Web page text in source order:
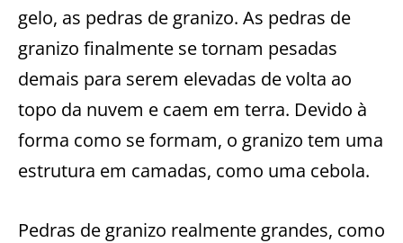
gelo, as pedras de granizo. As pedras de
granizo finalmente se tornam pesadas
demais para serem elevadas de volta ao
topo da nuvem e caem em terra. Devido à
forma como se formam, o granizo tem uma
estrutura em camadas, como uma cebola.
Pedras de granizo realmente grandes, como